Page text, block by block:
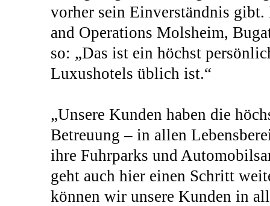
vorher sein Einverständnis
and Operations Molsheim,
so: „Das ist ein höchst
Luxushotels üblich ist.“
„Unsere Kunden haben die
Betreuung – in allen
ihre Fuhrparks und
geht auch hier einen Schritt
können wir unsere Kunden in